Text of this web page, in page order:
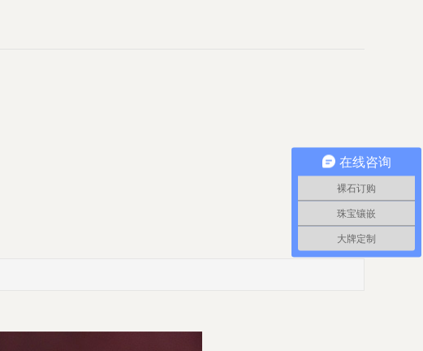
在线咨询
裸石订购
珠宝镶嵌
大牌定制